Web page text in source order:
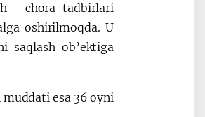
chora-tadbirlari
oshirilmoqda. U
saqlash ob’ektiga
esa 36 oyni